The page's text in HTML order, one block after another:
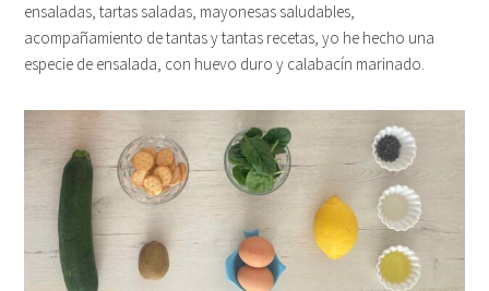
ensaladas, tartas saladas, mayonesas saludables,
acompañamiento de tantas y tantas recetas, yo he hecho una
especie de ensalada, con huevo duro y calabacín marinado.